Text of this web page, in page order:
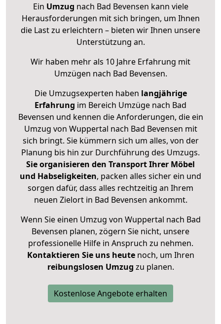
Ein Umzug nach Bad Bevensen kann viele
Herausforderungen mit sich bringen, um Ihnen
die Last zu erleichtern – bieten wir Ihnen unsere
Unterstützung an.
Wir haben mehr als 10 Jahre Erfahrung mit
Umzügen nach Bad Bevensen.
Die Umzugsexperten haben langjährige
Erfahrung im Bereich Umzüge nach Bad
Bevensen und kennen die Anforderungen, die ein
Umzug von Wuppertal nach Bad Bevensen mit
sich bringt. Sie kümmern sich um alles, von der
Planung bis hin zur Durchführung des Umzugs.
Sie organisieren den Transport Ihrer Möbel
und Habseligkeiten, packen alles sicher ein und
sorgen dafür, dass alles rechtzeitig an Ihrem
neuen Zielort in Bad Bevensen ankommt.
Wenn Sie einen Umzug von Wuppertal nach Bad
Bevensen planen, zögern Sie nicht, unsere
professionelle Hilfe in Anspruch zu nehmen.
Kontaktieren Sie uns heutenoch, um Ihren
reibungslosen Umzug zu planen.
Kostenlose Angebote erhalten